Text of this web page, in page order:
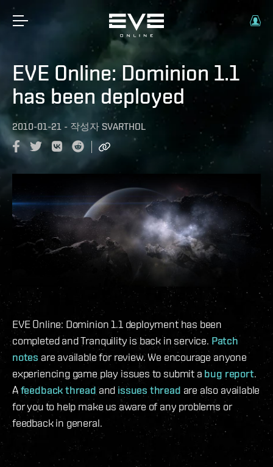
EVE Online: Dominion 1.1
has been deployed
2010-01-21 - 작성자 SVARTHOL
EVE Online: Dominion 1.1 deployment has been
completed and Tranquility is back in service. Patch
notes are available for review. We encourage anyone
experiencing game play issues to submit a bug report.
Afeedback thread and issues thread are also available
for you to help make us aware of any problems or
feedback in general.